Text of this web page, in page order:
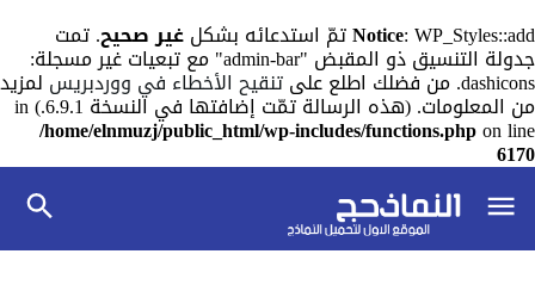
Notice: WP_Styles::add تمّ استدعائه بشكل غير صحيح. تمت
جدولة التنسيق ذو المقبض "admin-bar" مع تبعيات غير مسجلة:
dashicons. من فضلك اطلع على تنقيح الأخطاء في ووردبريس لمزيد
من المعلومات. (هذه الرسالة تمّت إضافتها في النسخة 6.9.1.) in
/home/elnmuzj/public_html/wp-includes/functions.phpon line
6170